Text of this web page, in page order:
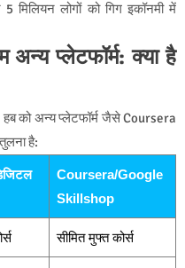
मिलियन लोगों को गिग इकॉनमी में
अन्य प्लेटफॉर्म: क्या है
हब को अन्य प्लेटफॉर्म जैसे Coursera
है:
Coursera/Google
Skillshop
सीमित मुफ्त कोर्स